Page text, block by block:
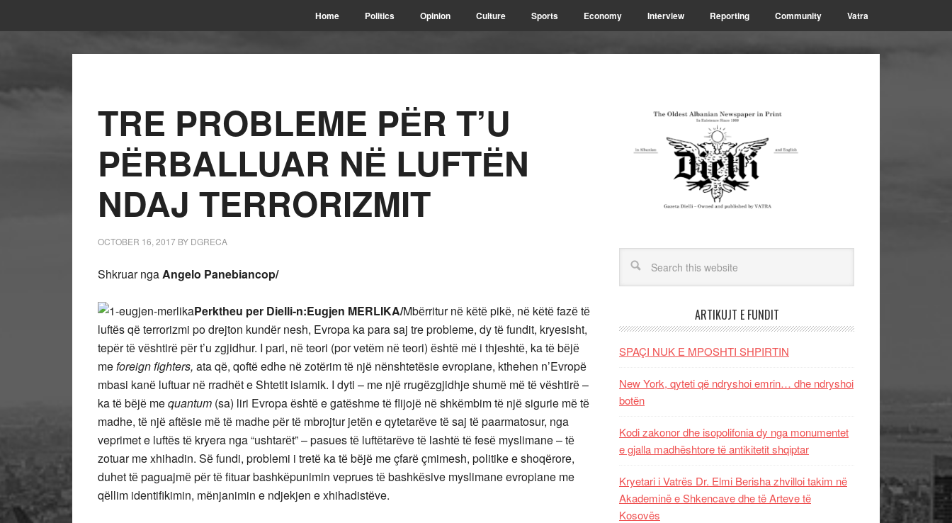
Home Politics Opinion Culture Sports Economy Interview Reporting Community Vatra
TRE PROBLEME PЁR T’U
PЁRBALLUAR NЁ LUFTЁN
NDAJ TERRORIZMIT
OCTOBER 16, 2017 BY DGRECA
Shkruar ngaAngelo Panebiancop/
Perktheu per Dielli-n:Eugjen MERLIKA/Mbёrritur nё kёtё pikё, nё kёtё fazё tё
luftёs qё terrorizmi po drejton kundёr nesh, Evropa ka para saj tre probleme, dy tё fundit, kryesisht,
tepёr tё vёshtirё pёr t’u zgjidhur. I pari, nё teori (por vetёm nё teori) ёshtё mё i thjeshtё, ka tё bёjё
meforeign fighters, ata qё, qoftё edhe nё zotёrim tё njё nёnshtetёsie evropiane, kthehen n’Evropё
mbasi kanё luftuar nё rradhёt e Shtetit islamik. I dyti – me njё rrugёzgjidhje shumё mё tё vёshtirё –
ka tё bёjё mequantum (sa) liri Evropa ёshtё e gatёshme tё flijojё nё shkёmbim tё njё sigurie mё tё
madhe, tё njё aftёsie mё tё madhe pёr tё mbrojtur jetёn e qytetarёve tё saj tё paarmatosur, nga
veprimet e luftёs tё kryera nga “ushtarёt” – pasues tё luftёtarёve tё lashtё tё fesё myslimane – tё
zotuar me xhihadin. Sё fundi, problemi i tretё ka tё bёjё me çfarё çmimesh, politike e shoqёrore,
duhet tё paguajmё pёr tё fituar bashkёpunimin veprues tё bashkёsive myslimane evropiane me
qёllim identifikimin, mёnjanimin e ndjekjen e xhihadistёve.
ARTIKUJT E FUNDIT
SPAÇI NUK E MPOSHTI SHPIRTIN
New York, qyteti që ndryshoi emrin… dhe ndryshoi
botën
Kodi zakonor dhe isopolifonia dy nga monumentet
e gjalla madhështore të antikitetit shqiptar
Kryetari i Vatrës Dr. Elmi Berisha zhvilloi takim në
Akademinë e Shkencave dhe të Arteve të
Kosovës